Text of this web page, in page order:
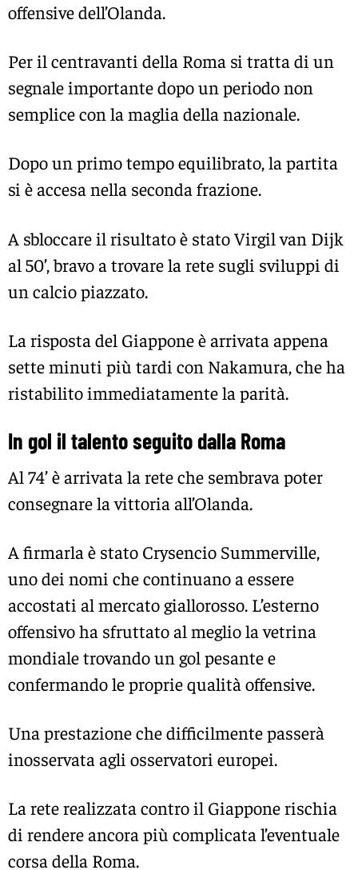
offensive dell’Olanda.
Per il centravanti della Roma si tratta di un
segnale importante dopo un periodo non
semplice con la maglia della nazionale.
Dopo un primo tempo equilibrato, la partita
si è accesa nella seconda frazione.
A sbloccare il risultato è stato Virgil van Dijk
al 50’, bravo a trovare la rete sugli sviluppi di
un calcio piazzato.
La risposta del Giappone è arrivata appena
sette minuti più tardi con Nakamura, che ha
ristabilito immediatamente la parità.
In gol il talento seguito dalla Roma
Al 74’ è arrivata la rete che sembrava poter
consegnare la vittoria all’Olanda.
A firmarla è stato Crysencio Summerville,
uno dei nomi che continuano a essere
accostati al mercato giallorosso. L’esterno
offensivo ha sfruttato al meglio la vetrina
mondiale trovando un gol pesante e
confermando le proprie qualità offensive.
Una prestazione che difficilmente passerà
inosservata agli osservatori europei.
La rete realizzata contro il Giappone rischia
di rendere ancora più complicata l’eventuale
corsa della Roma.